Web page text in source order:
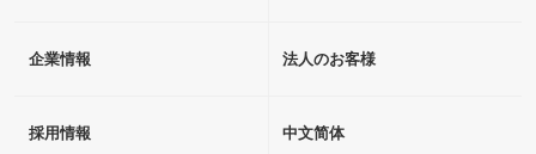
企業情報 法人のお客様
採用情報 中文简体